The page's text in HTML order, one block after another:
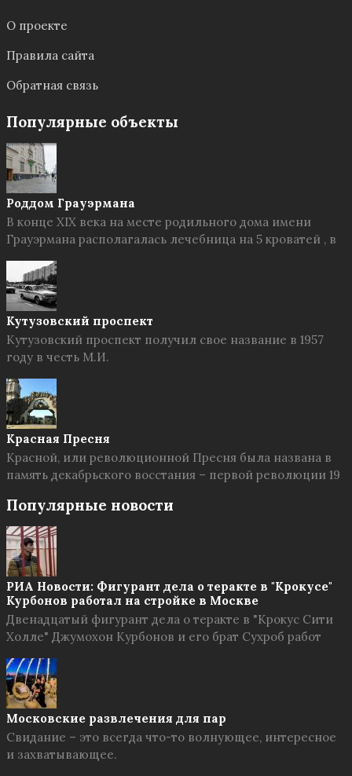
О проекте
Правила сайта
Обратная связь
Популярные объекты
Роддом Грауэрмана
В конце XIX века на месте родильного дома имени
Грауэрмана располагалась лечебница на 5 кроватей , в
Кутузовский проспект
Кутузовский проспект получил свое название в 1957
году в честь М.И.
Красная Пресня
Красной, или революционной Пресня была названа в
память декабрьского восстания – первой революции 19
Популярные новости
РИА Новости: Фигурант дела о теракте в "Крокусе"
Курбонов работал на стройке в Москве
Двенадцатый фигурант дела о теракте в "Крокус Сити
Холле" Джумохон Курбонов и его брат Сухроб работ
Московские развлечения для пар
Свидание – это всегда что-то волнующее, интересное
и захватывающее.